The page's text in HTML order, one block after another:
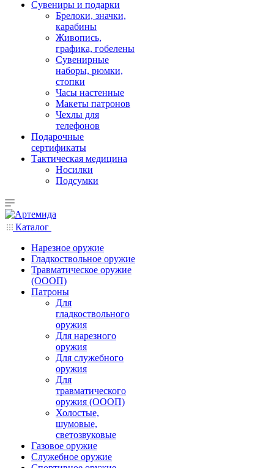
Сувениры и подарки
Брелоки, значки,
карабины
Живопись,
графика, гобелены
Сувенирные
наборы, рюмки,
стопки
Часы настенные
Макеты патронов
Чехлы для
телефонов
Подарочные
сертификаты
Тактическая медицина
Носилки
Подсумки
Каталог
Нарезное оружие
Гладкоствольное оружие
Травматическое оружие
(ОООП)
Патроны
Для
гладкоствольного
оружия
Для нарезного
оружия
Для служебного
оружия
Для
травматического
оружия (ОООП)
Холостые,
шумовые,
светозвуковые
Газовое оружие
Служебное оружие